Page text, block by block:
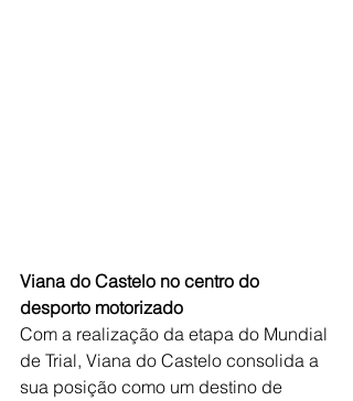
Viana do Castelo no centro do
desporto motorizado
Com a realização da etapa do Mundial
de Trial, Viana do Castelo consolida a
sua posição como um destino de